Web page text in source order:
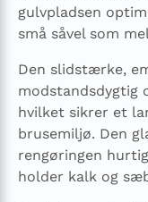
gulvpladsen
små såvel som
Den slidstærke,
modstandsdygtig
hvilket sikrer et
brusemiljø. Den
rengøringen
holder kalk og